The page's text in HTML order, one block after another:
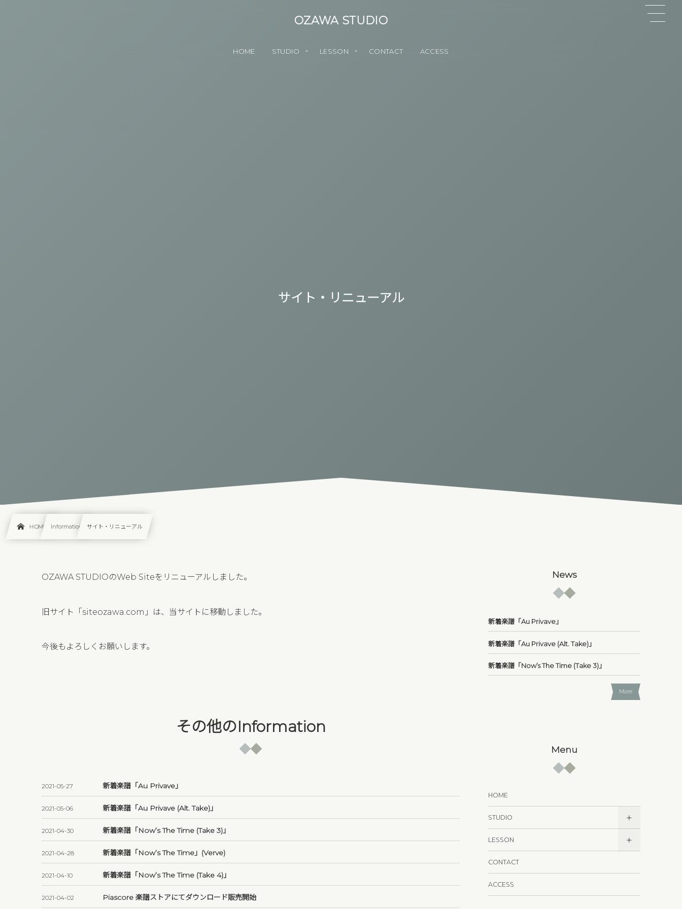
OZAWA STUDIO
HOME
ホーム STUDIO
OZAWA
LESSON
音楽教室 CONTACT
問い合わせ ACCESS
アクセス
サイト・リニューアル
HOME Information サイト・リニューアル
OZAWA STUDIOのWeb Siteをリニューアルしました。
旧サイト「siteozawa.com」は、当サイトに移動しました。
今後もよろしくお願いします。
その他のInformation
2021-05-27 新着楽譜「Au Privave」
2021-05-06 新着楽譜「Au Privave (Alt. Take)」
2021-04-30 新着楽譜「Now’s The Time (Take 3)」
2021-04-28 新着楽譜「Now’s The Time」(Verve)
2021-04-10 新着楽譜「Now’s The Time (Take 4)」
2021-04-02 Piascore 楽譜ストアにてダウンロード販売開始
News
新着楽譜「Au Privave」
新着楽譜「Au Privave (Alt. Take)」
新着楽譜「Now’s The Time (Take 3)」
More
Menu
HOME
STUDIO
LESSON
CONTACT
ACCESS